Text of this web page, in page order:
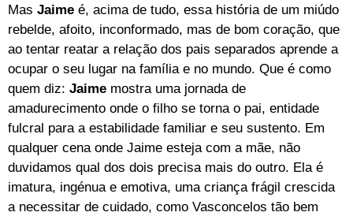
Mas Jaime é, acima de tudo, essa história de um miúdo
rebelde, afoito, inconformado, mas de bom coração, que
ao tentar reatar a relação dos pais separados aprende a
ocupar o seu lugar na família e no mundo. Que é como
quem diz: Jaime mostra uma jornada de
amadurecimento onde o filho se torna o pai, entidade
fulcral para a estabilidade familiar e seu sustento. Em
qualquer cena onde Jaime esteja com a mãe, não
duvidamos qual dos dois precisa mais do outro. Ela é
imatura, ingénua e emotiva, uma criança frágil crescida
a necessitar de cuidado, como Vasconcelos tão bem